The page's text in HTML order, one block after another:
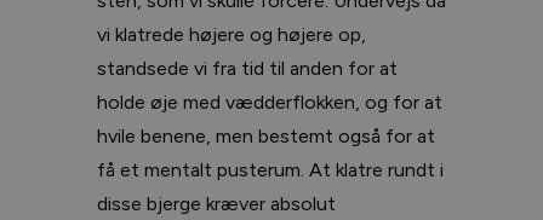
vi klatrede højere og højere op,
standsede vi fra tid til anden for at
holde øje med vædderflokken, og for at
hvile benene, men bestemt også for at
få et mentalt pusterum. At klatre rundt i
disse bjerge kræver absolut